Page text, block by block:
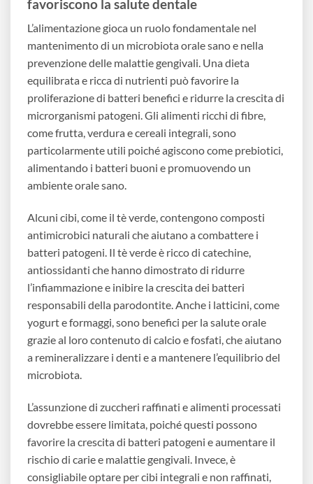
favoriscono la salute dentale
L’alimentazione gioca un ruolo fondamentale nel
mantenimento di un microbiota orale sano e nella
prevenzione delle malattie gengivali. Una dieta
equilibrata e ricca di nutrienti può favorire la
proliferazione di batteri benefici e ridurre la crescita di
microrganismi patogeni. Gli alimenti ricchi di fibre,
come frutta, verdura e cereali integrali, sono
particolarmente utili poiché agiscono come prebiotici,
alimentando i batteri buoni e promuovendo un
ambiente orale sano.
Alcuni cibi, come il tè verde, contengono composti
antimicrobici naturali che aiutano a combattere i
batteri patogeni. Il tè verde è ricco di catechine,
antiossidanti che hanno dimostrato di ridurre
l’infiammazione e inibire la crescita dei batteri
responsabili della parodontite. Anche i latticini, come
yogurt e formaggi, sono benefici per la salute orale
grazie al loro contenuto di calcio e fosfati, che aiutano
a remineralizzare i denti e a mantenere l’equilibrio del
microbiota.
L’assunzione di zuccheri raffinati e alimenti processati
dovrebbe essere limitata, poiché questi possono
favorire la crescita di batteri patogeni e aumentare il
rischio di carie e malattie gengivali. Invece, è
consigliabile optare per cibi integrali e non raffinati,